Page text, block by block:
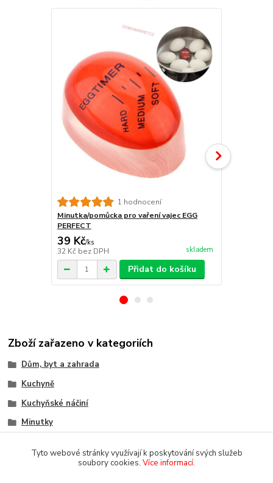
1 hodnocení
Minutka/pomůcka pro vaření vajec EGG
PERFECT
39 Kč/ks
32 Kč bez DPH skladem
Přidat do košíku
Zboží zařazeno v kategoriích
Dům, byt a zahrada
Kuchyně
Kuchyňské náčiní
Minutky
Tyto webové stránky využívají k poskytování svých služeb
soubory cookies. Více informací.